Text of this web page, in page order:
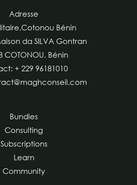
Adresse
Bénin
da SILVA Gontran
COTONOU, Bénin
+ 229 96181010
Bundles
Consulting
Subscriptions
Learn
Community